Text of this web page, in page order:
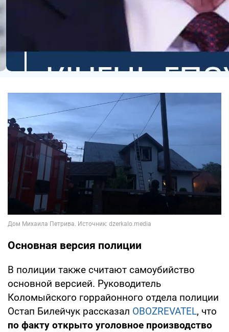
Основная версия полиции
В полиции также считают самоубийство
основной версией. Руководитель
Коломыйского горрайонного отдела полиции
Остап Билейчук рассказал OBOZREVATEL, что
по факту открыто уголовное производство